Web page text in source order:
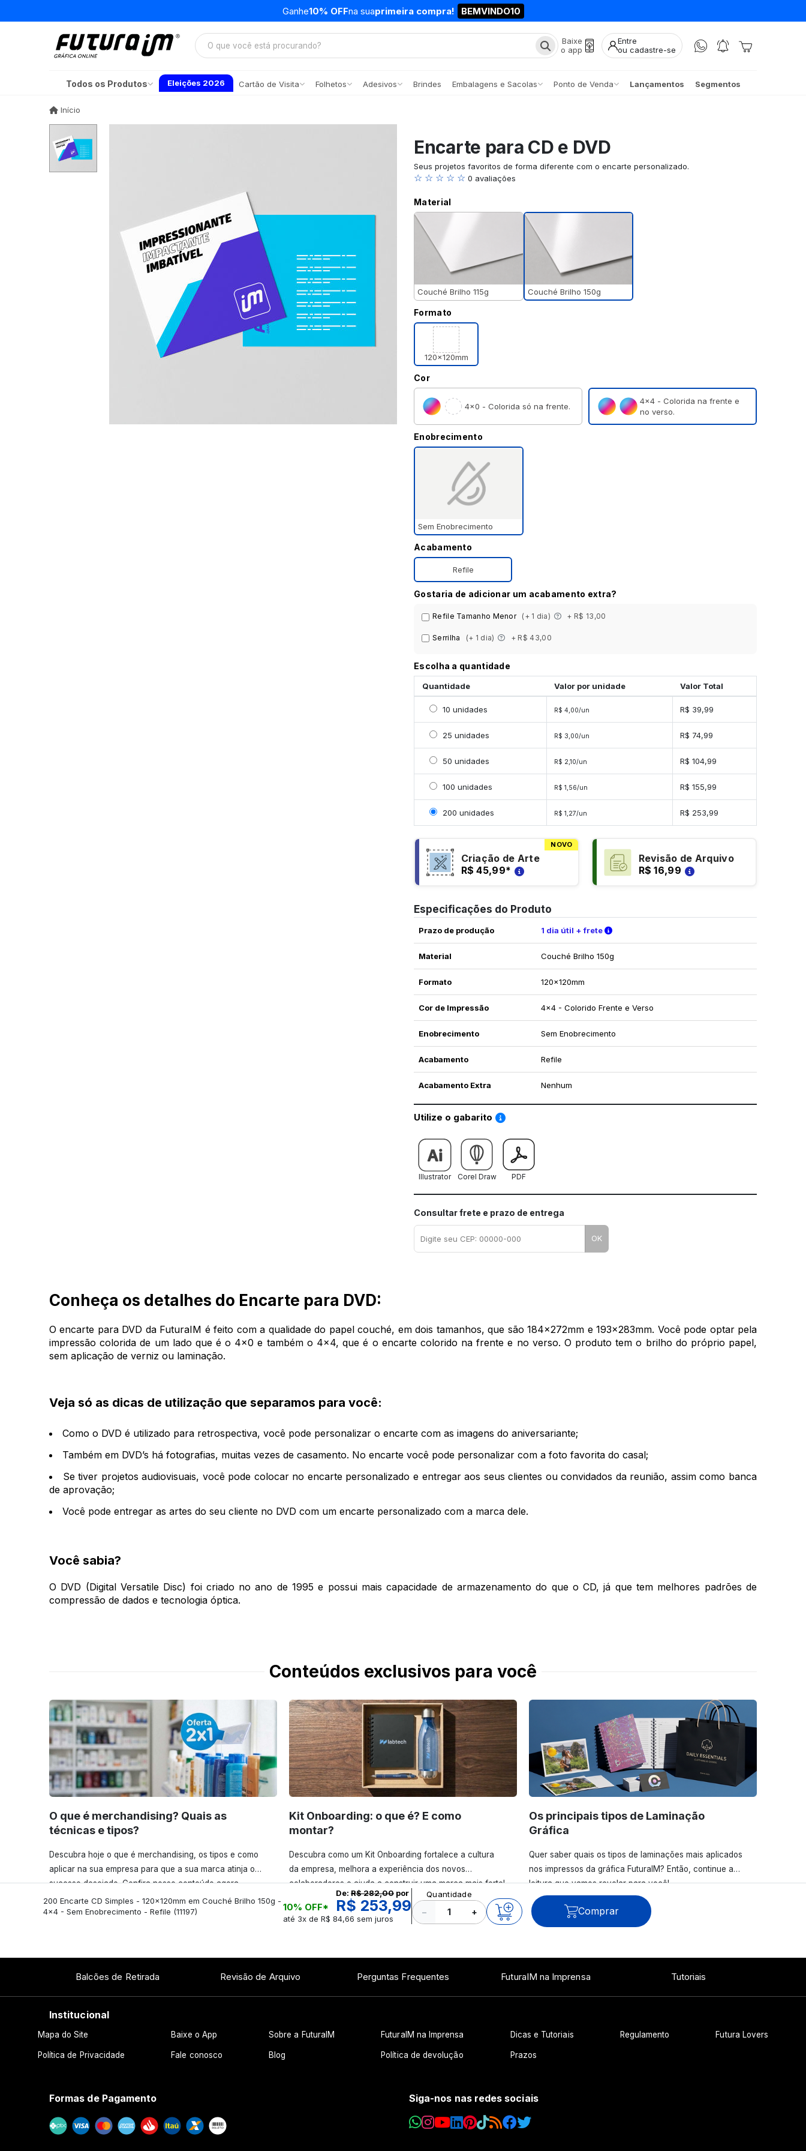
Ganhe10% OFFna suaprimeira compra! BEMVINDO10
Baixe
o app
Entre
ou cadastre-se
Todos os Produtos Eleições 2026 Cartão de Visita Folhetos Adesivos Brindes Embalagens e Sacolas Ponto de Venda Lançamentos Segmentos
Início
Encarte para CD e DVD
Seus projetos favoritos de forma diferente com o encarte personalizado.
☆ ☆ ☆ ☆ ☆ 0 avaliações
Material
Couché Brilho 115g Couché Brilho 150g
Formato
120x120mm
Cor
4×0 - Colorida só na frente.
4×4 - Colorida na frente e
no verso.
Enobrecimento
Sem Enobrecimento
Acabamento
Refile
Gostaria de adicionar um acabamento extra?
Refile Tamanho Menor (+ 1 dia) + R$ 13,00
Serrilha (+ 1 dia) + R$ 43,00
Escolha a quantidade
Quantidade Valor por unidade Valor Total
Selecionar 10 unidades
10 unidades R$ 4,00/un R$ 39,99
Selecionar 25 unidades
25 unidades R$ 3,00/un R$ 74,99
Selecionar 50 unidades
50 unidades R$ 2,10/un R$ 104,99
Selecionar 100 unidades
100 unidades R$ 1,56/un R$ 155,99
Selecionar 200 unidades
200 unidades R$ 1,27/un R$ 253,99
NOVO
Criação de Arte
R$ 45,99*
Revisão de Arquivo
R$ 16,99
Especificações do Produto
Prazo de produção 1 dia útil + frete Verifique as condições de entrega
Material Couché Brilho 150g
Formato 120x120mm
Cor de Impressão 4x4 - Colorido Frente e Verso
Enobrecimento Sem Enobrecimento
Acabamento Refile
Acabamento Extra Nenhum
Utilize o gabarito Saiba como utilizar os nossos gabaritos
Illustrator Corel Draw PDF
Consultar frete e prazo de entrega
OK
Conheça os detalhes do Encarte para DVD:
O encarte para DVD da FuturaIM é feito com a qualidade do papel couché, em dois tamanhos, que são 184x272mm e 193x283mm. Você pode optar pela
impressão colorida de um lado que é o 4x0 e também o 4x4, que é o encarte colorido na frente e no verso. O produto tem o brilho do próprio papel,
sem aplicação de verniz ou laminação.
Veja só as dicas de utilização que separamos para você:
Como o DVD é utilizado para retrospectiva, você pode personalizar o encarte com as imagens do aniversariante;
Também em DVD’s há fotografias, muitas vezes de casamento. No encarte você pode personalizar com a foto favorita do casal;
Se tiver projetos audiovisuais, você pode colocar no encarte personalizado e entregar aos seus clientes ou convidados da reunião, assim como banca
de aprovação;
Você pode entregar as artes do seu cliente no DVD com um encarte personalizado com a marca dele.
Você sabia?
O DVD (Digital Versatile Disc) foi criado no ano de 1995 e possui mais capacidade de armazenamento do que o CD, já que tem melhores padrões de
compressão de dados e tecnologia óptica.
Conteúdos exclusivos para você
O que é merchandising? Quais as
técnicas e tipos?
Descubra hoje o que é merchandising, os tipos e como
aplicar na sua empresa para que a sua marca atinja o
sucesso desejado. Confira nosso conteúdo agora
mesmo!
Kit Onboarding: o que é? E como
montar?
Descubra como um Kit Onboarding fortalece a cultura
da empresa, melhora a experiência dos novos
colaboradores e ajuda a construir uma marca mais forte!
Os principais tipos de Laminação
Gráfica
Quer saber quais os tipos de laminações mais aplicados
nos impressos da gráfica FuturaIM? Então, continue a
leitura que vamos revelar para você!
200 Encarte CD Simples - 120x120mm em Couché Brilho 150g -
4x4 - Sem Enobrecimento - Refile (11197) 10% OFF*
De: R$ 282,00 por
R$ 253,99
até 3x de R$ 84,66 sem juros
Quantidade
− + Comprar
Balcões de Retirada Revisão de Arquivo Perguntas Frequentes FuturaIM na Imprensa Tutoriais
Institucional
Mapa do Site Baixe o App Sobre a FuturaIM FuturaIM na Imprensa Dicas e Tutoriais Regulamento Futura Lovers
Política de Privacidade Fale conosco Blog Política de devolução Prazos
Formas de Pagamento Siga-nos nas redes sociais